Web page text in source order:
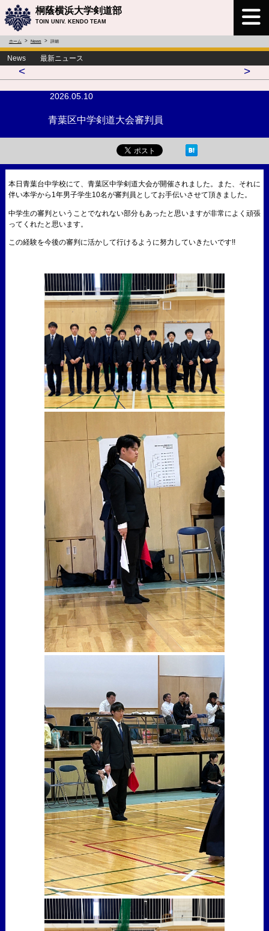
桐蔭横浜大学剣道部
TOIN UNIV. KENDO TEAM
ホーム News 詳細
News 最新ニュース
< >
2026.05.10
青葉区中学剣道大会審判員
本日青葉台中学校にて、青葉区中学剣道大会が開催されました。また、それに
伴い本学から1年男子学生10名が審判員としてお手伝いさせて頂きました。
中学生の審判ということでなれない部分もあったと思いますが非常によく頑張
ってくれたと思います。
この経験を今後の審判に活かして行けるように努力していきたいです!!